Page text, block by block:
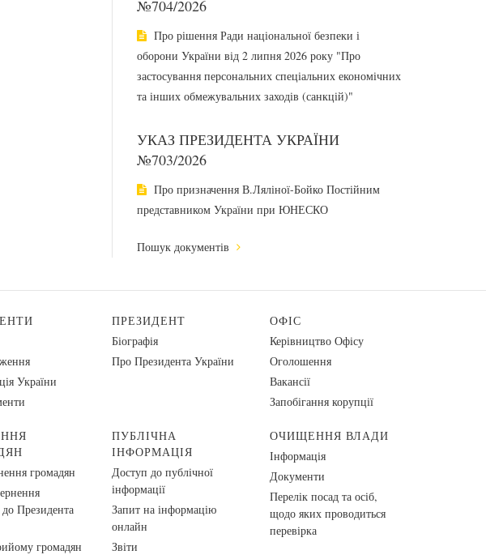
№704/2026
Про рішення Ради національної безпеки і
оборони України від 2 липня 2026 року "Про
застосування персональних спеціальних економічних
та інших обмежувальних заходів (санкцій)"
УКАЗ ПРЕЗИДЕНТА УКРАЇНИ
№703/2026
Про призначення В.Ляліної-Бойко Постійним
представником України при ЮНЕСКО
Пошук документів
України
ПРЕЗИДЕНТ
Біографія
Про Президента України
ОФІС
Керівництво Офісу
Оголошення
Вакансії
Запобігання корупції
громадян
Президента
громадян
ПУБЛІЧНА
ІНФОРМАЦІЯ
Доступ до публічної
інформації
Запит на інформацію
онлайн
Звіти
ОЧИЩЕННЯ ВЛАДИ
Інформація
Документи
Перелік посад та осіб,
щодо яких проводиться
перевірка